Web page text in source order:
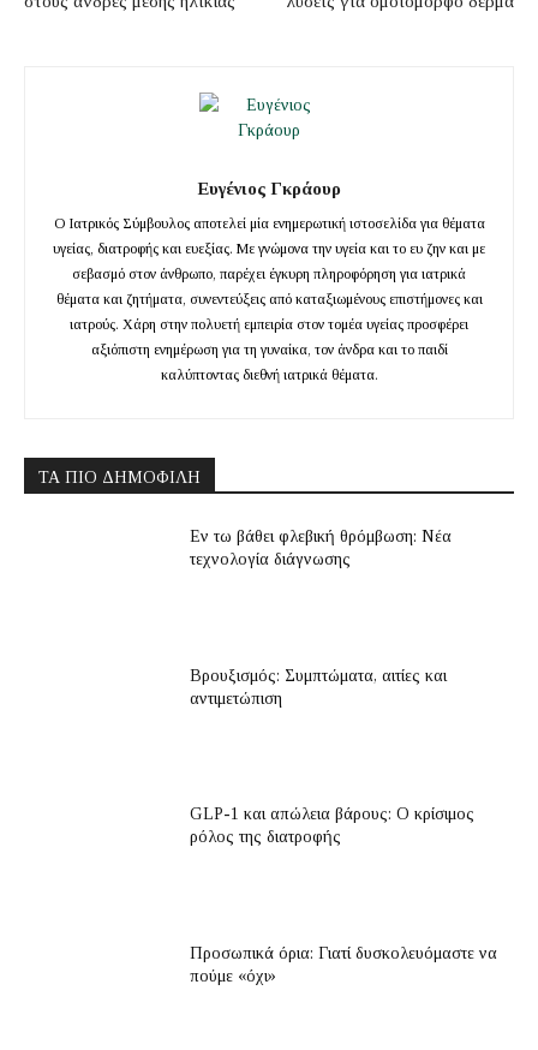
Ευγένιος Γκράουρ
Ο Ιατρικός Σύμβουλος αποτελεί μία ενημερωτική ιστοσελίδα για θέματα
υγείας, διατροφής και ευεξίας. Με γνώμονα την υγεία και το ευ ζην και με
σεβασμό στον άνθρωπο, παρέχει έγκυρη πληροφόρηση για ιατρικά
θέματα και ζητήματα, συνεντεύξεις από καταξιωμένους επιστήμονες και
ιατρούς. Χάρη στην πολυετή εμπειρία στον τομέα υγείας προσφέρει
αξιόπιστη ενημέρωση για τη γυναίκα, τον άνδρα και το παιδί
καλύπτοντας διεθνή ιατρικά θέματα.
ΤΑ ΠΙΟ ΔΗΜΟΦΙΛΉ
Εν τω βάθει φλεβική θρόμβωση: Νέα
τεχνολογία διάγνωσης
Βρουξισμός: Συμπτώματα, αιτίες και
αντιμετώπιση
GLP-1 και απώλεια βάρους: Ο κρίσιμος
ρόλος της διατροφής
Προσωπικά όρια: Γιατί δυσκολευόμαστε να
πούμε «όχι»